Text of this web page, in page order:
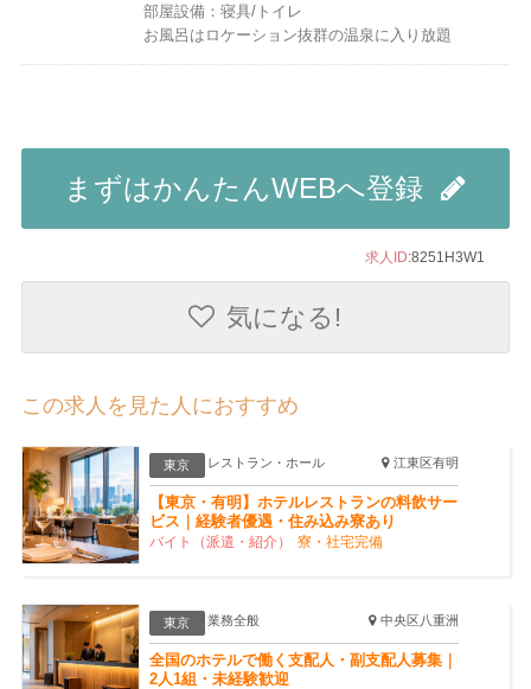
部屋設備：寝具/トイレ
お風呂はロケーション抜群の温泉に入り放題
まずはかんたんWEBへ登録
求人ID:8251H3W1
気になる!
この求人を見た人におすすめ
東京 レストラン・ホール 江東区有明
【東京・有明】ホテルレストランの料飲サー
ビス｜経験者優遇・住み込み寮あり
バイト（派遣・紹介） 寮・社宅完備
東京 業務全般 中央区八重洲
全国のホテルで働く支配人・副支配人募集｜
2人1組・未経験歓迎